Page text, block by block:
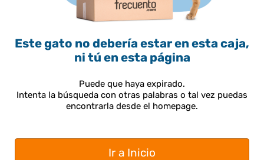
Este gato no debería estar en esta caja,
ni tú en esta página
Puede que haya expirado.
Intenta la búsqueda con otras palabras o tal vez puedas
encontrarla desde el homepage.
Ir a Inicio